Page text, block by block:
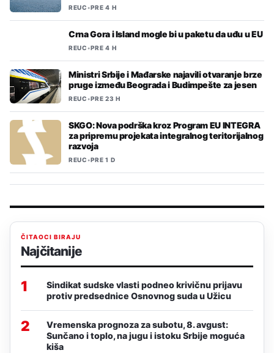
REUC•PRE 4 H
Crna Gora i Island mogle bi u paketu da uđu u EU
REUC•PRE 4 H
Ministri Srbije i Mađarske najavili otvaranje brze
pruge između Beograda i Budimpešte za jesen
REUC•PRE 23 H
SKGO: Nova podrška kroz Program EU INTEGRA
za pripremu projekata integralnog teritorijalnog
razvoja
REUC•PRE 1 D
ČITAOCI BIRAJU
Najčitanije
1
Sindikat sudske vlasti podneo krivičnu prijavu
protiv predsednice Osnovnog suda u Užicu
2
Vremenska prognoza za subotu, 8. avgust:
Sunčano i toplo, na jugu i istoku Srbije moguća
kiša